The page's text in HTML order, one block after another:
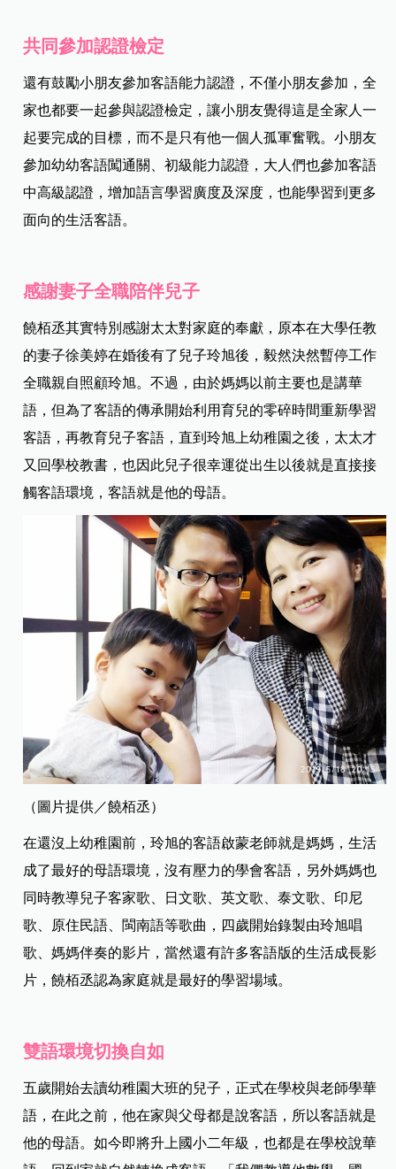
共同參加認證檢定
還有鼓勵小朋友參加客語能力認證，不僅小朋友參加，全
家也都要一起參與認證檢定，讓小朋友覺得這是全家人一
起要完成的目標，而不是只有他一個人孤軍奮戰。小朋友
參加幼幼客語闖通關、初級能力認證，大人們也參加客語
中高級認證，增加語言學習廣度及深度，也能學習到更多
面向的生活客語。
感謝妻子全職陪伴兒子
饒栢丞其實特別感謝太太對家庭的奉獻，原本在大學任教
的妻子徐美婷在婚後有了兒子玲旭後，毅然決然暫停工作
全職親自照顧玲旭。不過，由於媽媽以前主要也是講華
語，但為了客語的傳承開始利用育兒的零碎時間重新學習
客語，再教育兒子客語，直到玲旭上幼稚園之後，太太才
又回學校教書，也因此兒子很幸運從出生以後就是直接接
觸客語環境，客語就是他的母語。
（圖片提供／饒栢丞）
在還沒上幼稚園前，玲旭的客語啟蒙老師就是媽媽，生活
成了最好的母語環境，沒有壓力的學會客語，另外媽媽也
同時教導兒子客家歌、日文歌、英文歌、泰文歌、印尼
歌、原住民語、閩南語等歌曲，四歲開始錄製由玲旭唱
歌、媽媽伴奏的影片，當然還有許多客語版的生活成長影
片，饒栢丞認為家庭就是最好的學習場域。
雙語環境切換自如
五歲開始去讀幼稚園大班的兒子，正式在學校與老師學華
語，在此之前，他在家與父母都是說客語，所以客語就是
他的母語。如今即將升上國小二年級，也都是在學校說華